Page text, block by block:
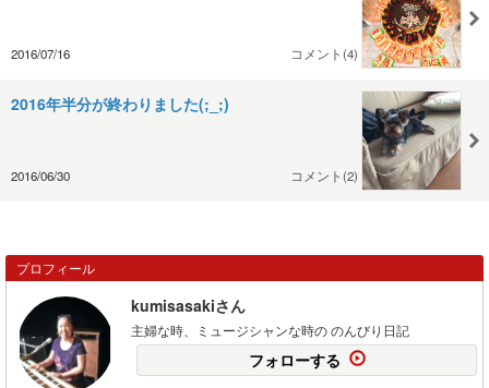
2016/07/16 コメント(4)
2016年半分が終わりました(;_;)
2016/06/30 コメント(2)
プロフィール
kumisasakiさん
主婦な時、ミュージシャンな時の のんびり日記
フォローする